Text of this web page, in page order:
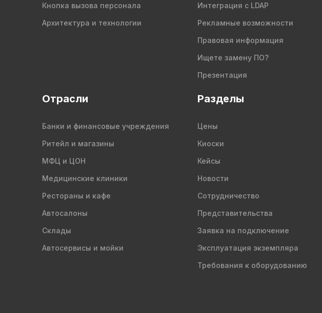
Кнопка вызова персонала
Архитектура и технологии
Интеграция с LDAP
Рекламные возможности
Правовая информация
Ищете замену ПО?
Презентация
Отрасли
Банки и финансовые учреждения
Ритейл и магазины
МФЦ и ЦОН
Медицинские клиники
Рестораны и кафе
Автосалоны
Склады
Автосервисы и мойки
Разделы
Цены
Киоски
Кейсы
Новости
Сотрудничество
Представительства
Заявка на подключение
Эксплуатация экземпляра
Требования к оборудованию